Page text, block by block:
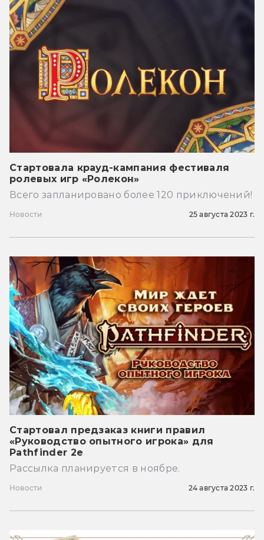
Стартовала крауд-кампания фестиваля
ролевых игр «Ролекон»
Всего запланировано более 120 приключений!
Новости 25 августа 2023 г.
Стартовал предзаказ книги правил
«Руководство опытного игрока» для
Pathfinder 2e
Рассылка планируется в ноябре.
Новости 24 августа 2023 г.